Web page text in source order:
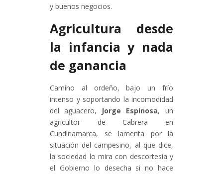
y buenos negocios.
Agricultura desde
la infancia y nada
de ganancia
Camino al ordeño, bajo un frío
intenso y soportando la incomodidad
del aguacero,
Jorge Espinosa, un
agricultor de Cabrera en
Cundinamarca, se lamenta por la
situación del campesino, al que dice,
la sociedad lo mira con descortesía y
el Gobierno lo desecha si no hace